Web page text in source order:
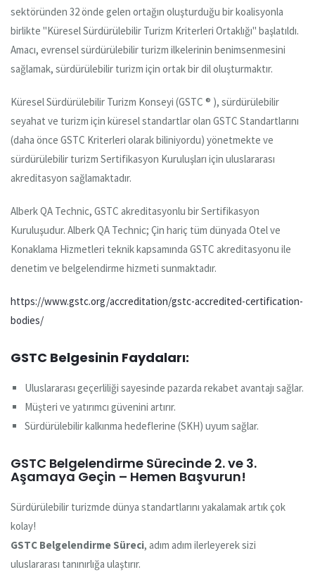
sektöründen 32 önde gelen ortağın oluşturduğu bir koalisyonla
birlikte "Küresel Sürdürülebilir Turizm Kriterleri Ortaklığı" başlatıldı.
Amacı, evrensel sürdürülebilir turizm ilkelerinin benimsenmesini
sağlamak, sürdürülebilir turizm için ortak bir dil oluşturmaktır.
Küresel Sürdürülebilir Turizm Konseyi (GSTC ® ), sürdürülebilir
seyahat ve turizm için küresel standartlar olan GSTC Standartlarını
(daha önce GSTC Kriterleri olarak biliniyordu) yönetmekte ve
sürdürülebilir turizm Sertifikasyon Kuruluşları için uluslararası
akreditasyon sağlamaktadır.
Alberk QA Technic, GSTC akreditasyonlu bir Sertifikasyon
Kuruluşudur. Alberk QA Technic; Çin hariç tüm dünyada Otel ve
Konaklama Hizmetleri teknik kapsamında GSTC akreditasyonu ile
denetim ve belgelendirme hizmeti sunmaktadır.
https://www.gstc.org/accreditation/gstc-accredited-certification-
bodies/
GSTC Belgesinin Faydaları:
Uluslararası geçerliliği sayesinde pazarda rekabet avantajı sağlar.
Müşteri ve yatırımcı güvenini artırır.
Sürdürülebilir kalkınma hedeflerine (SKH) uyum sağlar.
GSTC Belgelendirme Sürecinde 2. ve 3.
Aşamaya Geçin – Hemen Başvurun!
Sürdürülebilir turizmde dünya standartlarını yakalamak artık çok
kolay!
GSTC Belgelendirme Süreci, adım adım ilerleyerek sizi
uluslararası tanınırlığa ulaştırır.